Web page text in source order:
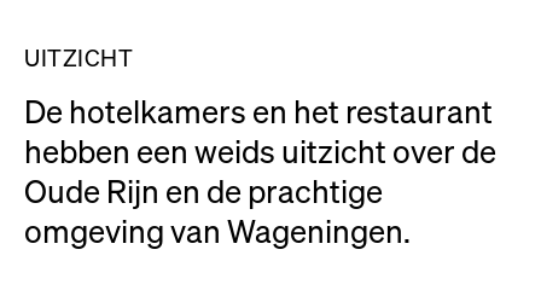
UITZICHT
De hotelkamers en het restaurant
hebben een weids uitzicht over de
Oude Rijn en de prachtige
omgeving van Wageningen.